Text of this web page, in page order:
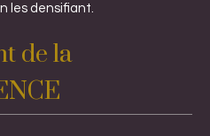
les densifiant.
de la